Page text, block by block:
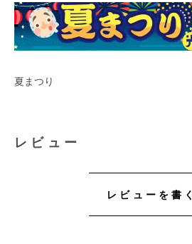
夏まつり
レビュー
レビューを書く